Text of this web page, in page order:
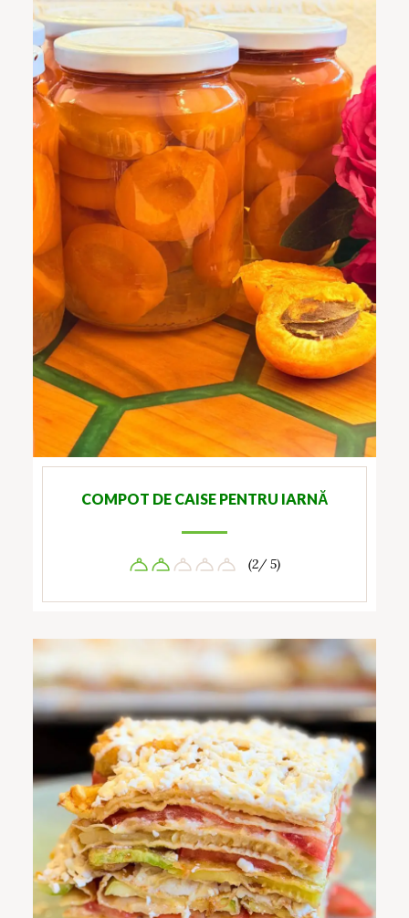
COMPOT DE CAISE PENTRU IARNĂ
(2/ 5)